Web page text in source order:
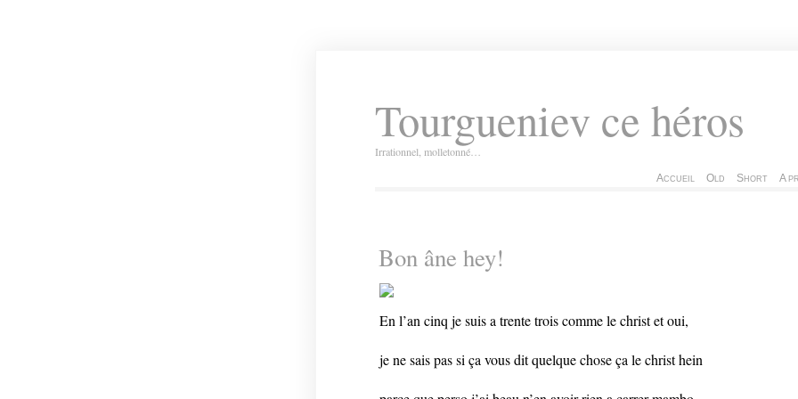
Tourgueniev ce héros
Irrationnel, molletonné…
Accueil Old Short A
Bon âne hey!
En l’an cinq je suis a trente trois comme le christ et oui,
je ne sais pas si ça vous dit quelque chose ça le christ hein